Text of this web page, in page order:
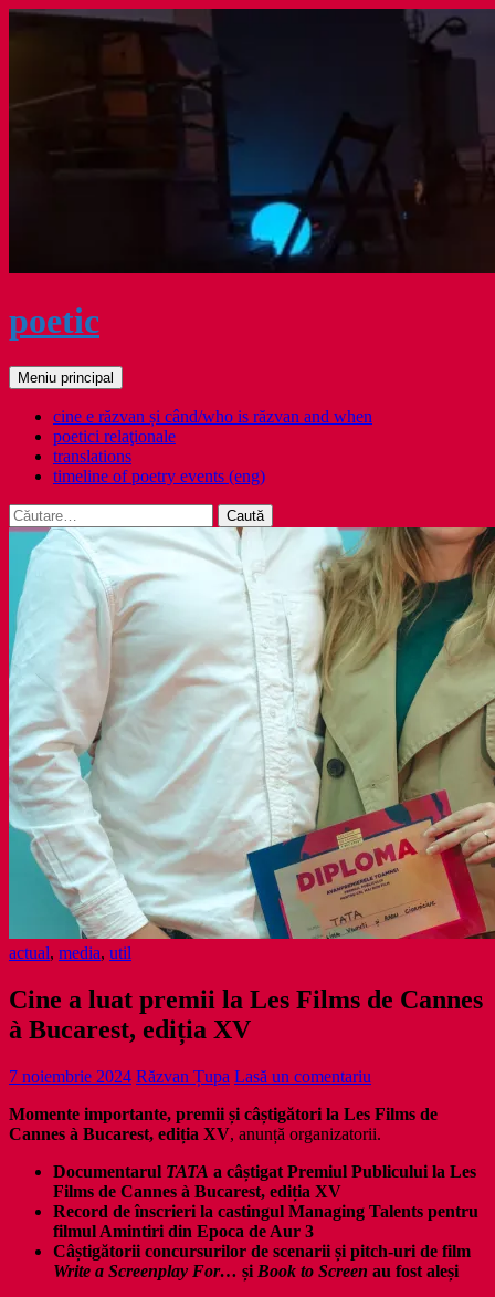
Sari
poetic
Caută
Meniu principal
cine e răzvan și când/who is răzvan and when
poetici relaţionale
translations
timeline of poetry events (eng)
Caută
după:
actual, media, util
Cine a luat premii la Les Films de Cannes
à Bucarest, ediția XV
7 noiembrie 2024 Răzvan Țupa Lasă un comentariu
Momente importante, premii și câștigători la Les Films de
Cannes à Bucarest, ediția XV, anunță organizatorii.
Documentarul TATA a câștigat Premiul Publicului la Les
Films de Cannes à Bucarest, ediția XV
Record de înscrieri la castingul Managing Talents pentru
filmul Amintiri din Epoca de Aur 3
Câștigătorii concursurilor de scenarii și pitch-uri de film
Write a Screenplay For… și Book to Screen au fost aleși